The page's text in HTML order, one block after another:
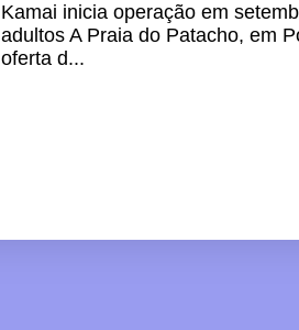
Kamai inicia operação em
adultos A Praia do Patacho, em
oferta d...